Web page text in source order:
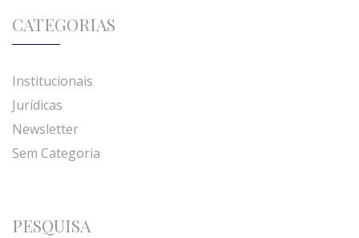
CATEGORIAS
Institucionais
Jurídicas
Newsletter
Sem Categoria
PESQUISA